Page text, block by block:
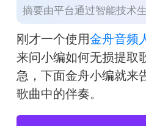
摘要由平台通过智能技术
刚才一个使用金舟音频
来问小编如何无损提取
急，下面金舟小编就来
歌曲中的伴奏。